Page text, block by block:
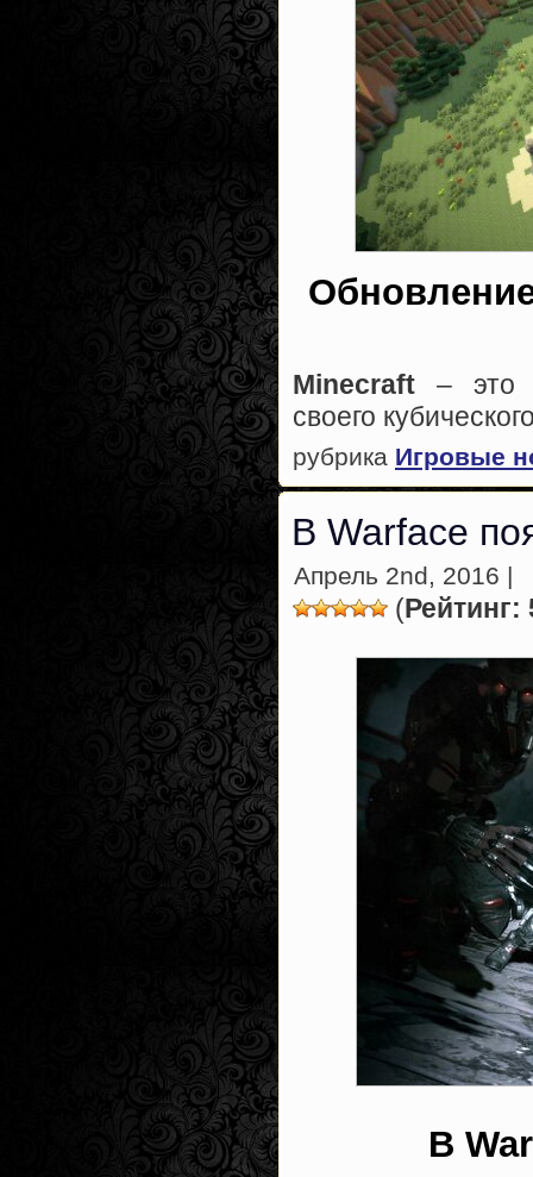
Minecraft – это
своего
рубрика Игровые
В Warface
Апрель 2nd, 2016 |
(Рейтинг:
В